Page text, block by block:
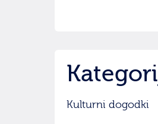
Kulturni dogodki